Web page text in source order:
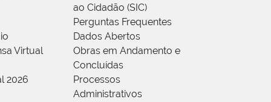
Virtual
2026
ao Cidadão (SIC)
Perguntas Frequentes
Dados Abertos
Obras em Andamento e
Concluídas
Processos
Administrativos